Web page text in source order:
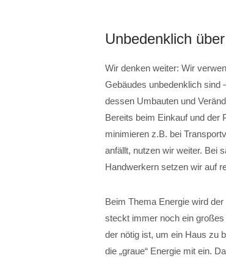
Unbedenklich
Wir denken weiter: Wir
Gebäudes unbedenklich sind
dessen Umbauten und
Bereits beim Einkauf und der
minimieren z.B. bei
anfällt, nutzen wir weiter. Bei
Handwerkern setzen wir auf
Beim Thema Energie wird
steckt immer noch ein
der nötig ist, um ein Haus zu
die „graue“ Energie mit ein.